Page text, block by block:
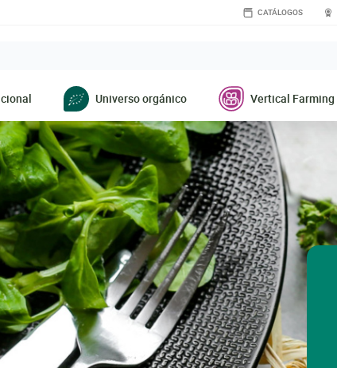
CATÁLOGOS
Universo orgánico Vertical Farming